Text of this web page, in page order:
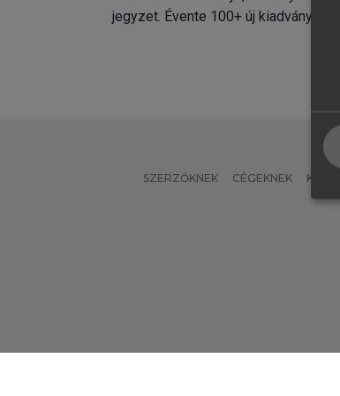
jegyzet. Évente 100+ új kiadvány.
SZERZŐKNEK CÉGEKNEK